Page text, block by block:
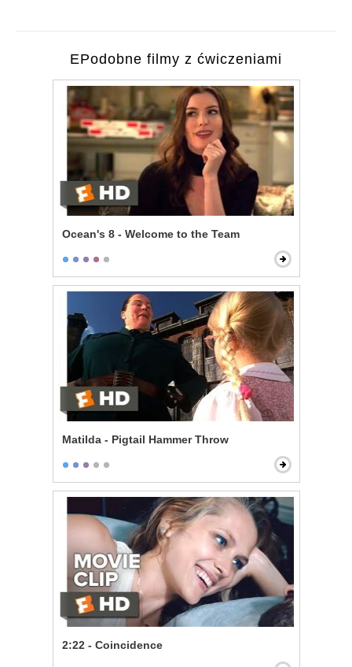
EPodobne filmy z ćwiczeniami
Ocean's 8 - Welcome to the Team
Matilda - Pigtail Hammer Throw
2:22 - Coincidence